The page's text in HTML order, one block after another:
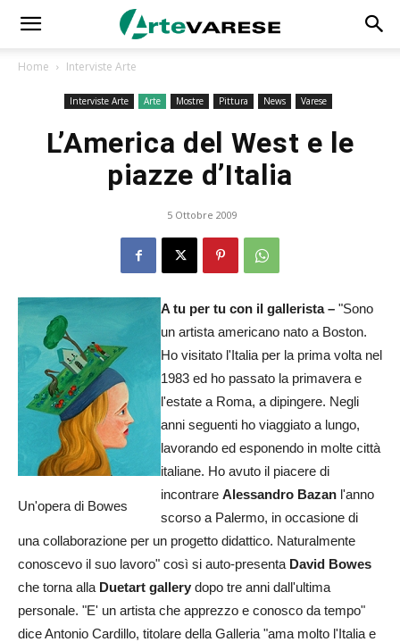
Home Interviste Arte
Interviste Arte Arte Mostre Pittura News Varese
L’America del West e le
piazze d’Italia
5 Ottobre 2009
Un'opera di Bowes
A tu per tu con il gallerista – "Sono
un artista americano nato a Boston.
Ho visitato l'Italia per la prima volta nel
1983 ed ho passato la primavera e
l'estate a Roma, a dipingere. Negli
anni seguenti ho viaggiato a lungo,
lavorando ed esponendo in molte città
italiane. Ho avuto il piacere di
incontrare Alessandro Bazan l'anno
scorso a Palermo, in occasione di
una collaborazione per un progetto didattico. Naturalmente
conoscevo il suo lavoro" così si auto-presenta David Bowes
che torna alla Duetart gallery dopo tre anni dall'ultima
personale. "E' un artista che apprezzo e conosco da tempo"
dice Antonio Cardillo, titolare della Galleria "ama molto l'Italia e